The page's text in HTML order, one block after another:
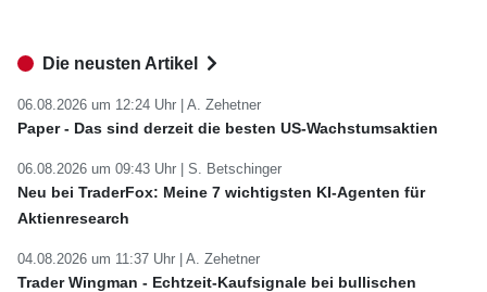
Die neusten Artikel
06.08.2026 um 12:24 Uhr | A. Zehetner
Paper - Das sind derzeit die besten US-Wachstumsaktien
06.08.2026 um 09:43 Uhr | S. Betschinger
Neu bei TraderFox: Meine 7 wichtigsten KI-Agenten für
Aktienresearch
04.08.2026 um 11:37 Uhr | A. Zehetner
Trader Wingman - Echtzeit-Kaufsignale bei bullischen